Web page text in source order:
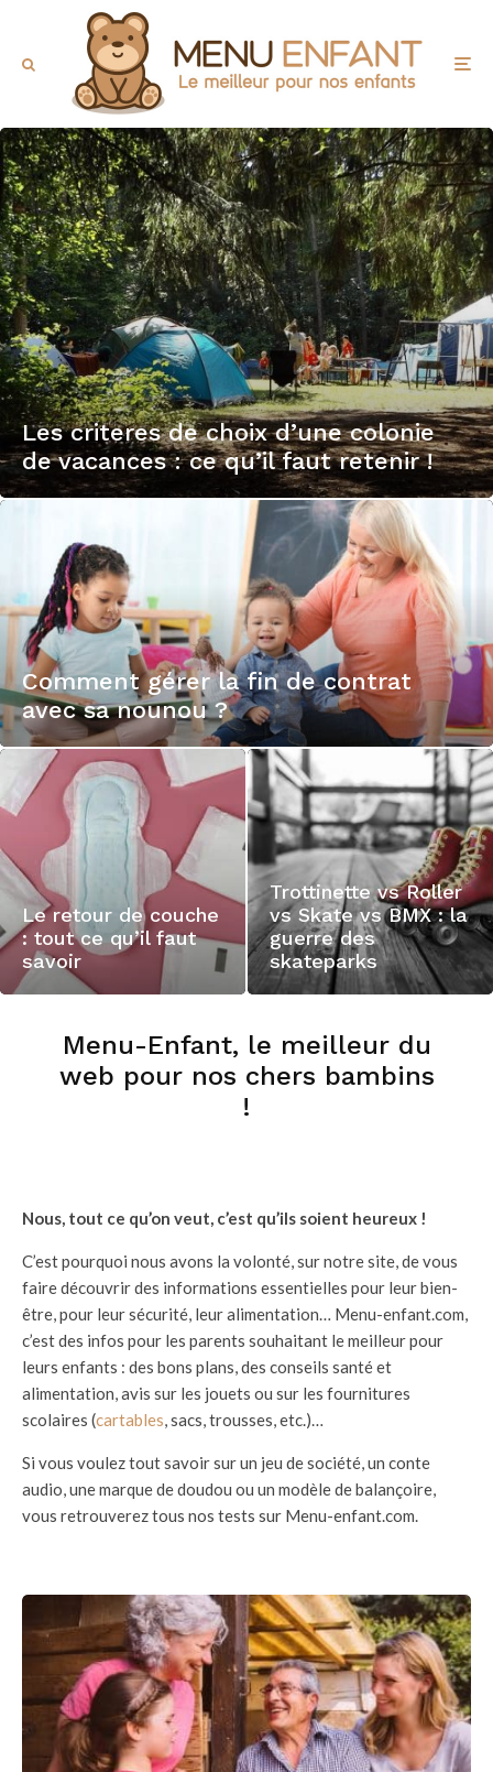
Les criteres de choix d’une colonie
de vacances : ce qu’il faut retenir !
Comment gérer la fin de contrat
avec sa nounou ?
Le retour de couche
: tout ce qu’il faut
savoir
Trottinette vs Roller
vs Skate vs BMX : la
guerre des
skateparks
Menu-Enfant, le meilleur du
web pour nos chers bambins
!
Nous, tout ce qu’on veut, c’est qu’ils soient heureux !
C’est pourquoi nous avons la volonté, sur notre site, de vous
faire découvrir des informations essentielles pour leur bien-
être, pour leur sécurité, leur alimentation… Menu-enfant.com,
c’est des infos pour les parents souhaitant le meilleur pour
leurs enfants : des bons plans, des conseils santé et
alimentation, avis sur les jouets ou sur les fournitures
scolaires (cartables, sacs, trousses, etc.)…
Si vous voulez tout savoir sur un jeu de société, un conte
audio, une marque de doudou ou un modèle de balançoire,
vous retrouverez tous nos tests sur Menu-enfant.com.